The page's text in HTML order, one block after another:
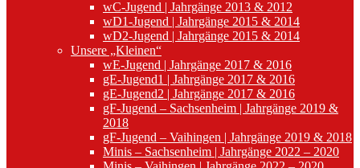
wC-Jugend | Jahrgänge 2013 & 2012
wD1-Jugend | Jahrgänge 2015 & 2014
wD2-Jugend | Jahrgänge 2015 & 2014
Unsere „Kleinen“
wE-Jugend | Jahrgänge 2017 & 2016
gE-Jugend1 | Jahrgänge 2017 & 2016
gE-Jugend2 | Jahrgänge 2017 & 2016
gF-Jugend – Sachsenheim | Jahrgänge 2019 &
2018
gF-Jugend – Vaihingen | Jahrgänge 2019 & 2018
Minis – Sachsenheim | Jahrgänge 2022 – 2020